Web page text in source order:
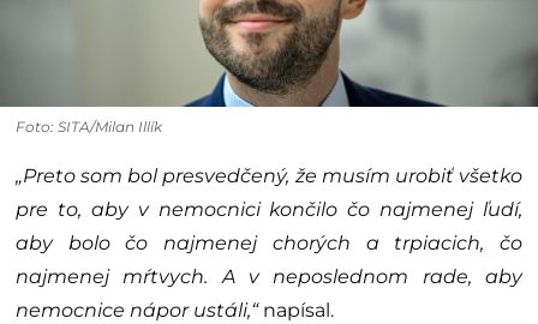
Foto: SITA/Milan Illík
„Preto som bol presvedčený, že musím urobiť všetko
pre to, aby v nemocnici končilo čo najmenej ľudí,
aby bolo čo najmenej chorých a trpiacich, čo
najmenej mŕtvych. A v neposlednom rade, aby
nemocnice nápor ustáli,“napísal.